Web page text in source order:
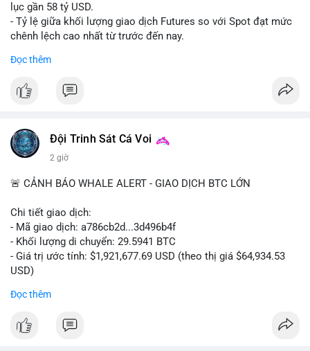
lục gần 58 tỷ USD.
- Tỷ lệ giữa khối lượng giao dịch Futures so với Spot đạt mức
chênh lệch cao nhất từ trước đến nay.
dịch Spot.
#binance #btc
#vlikevn #titanbot
📰 Nguồn: Cointelegraph
Đọc thêm
Đội Trinh Sát Cá Voi
2 giờ
🚨 CẢNH BÁO WHALE ALERT - GIAO DỊCH BTC LỚN
Chi tiết giao dịch:
- Mã giao dịch: a786cb2d...3d496b4f
- Khối lượng di chuyển: 29.5941 BTC
- Giá trị ước tính: $1,921,677.69 USD (theo thị giá $64,934.53
USD)
USD được thực hiện trong một khối chưa xác nhận cho thấy
Đọc thêm